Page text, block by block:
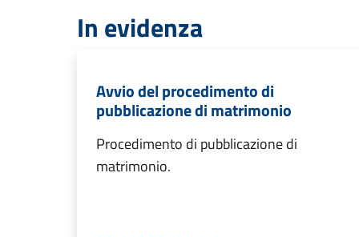
In evidenza
Avvio del procedimento di
pubblicazione di matrimonio
Procedimento di pubblicazione di
matrimonio.